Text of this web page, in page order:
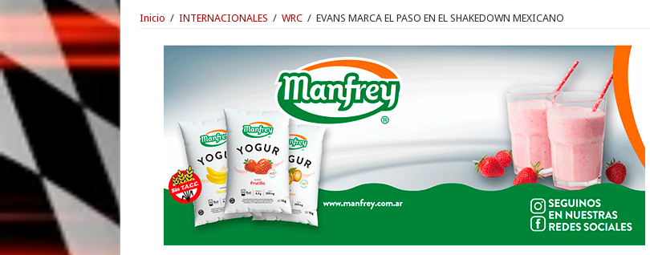
Inicio / INTERNACIONALES / WRC / EVANS MARCA EL PASO EN EL SHAKEDOWN MEXICANO